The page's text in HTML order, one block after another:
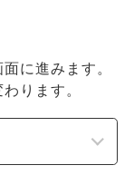
に進みます。
ります。